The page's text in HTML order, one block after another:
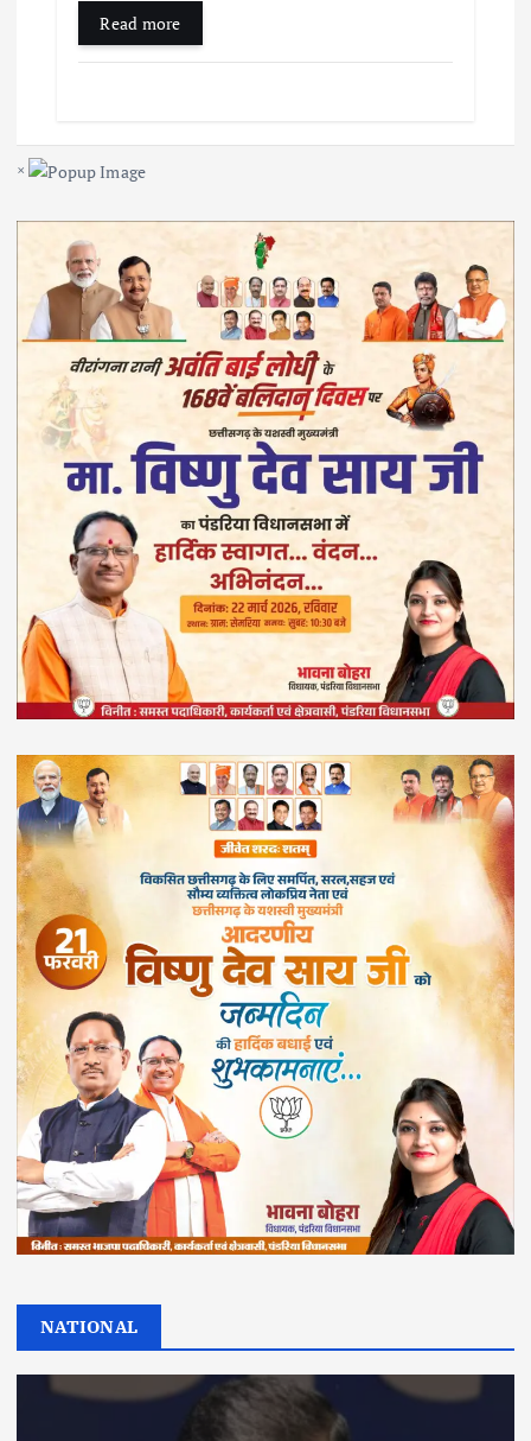
Read more
×
NATIONAL